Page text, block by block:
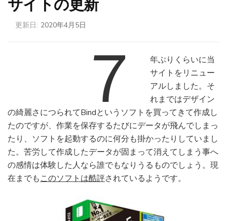
サイトの更新
更新日: 2020年4月5日
７
年ぶりくらいに当
サイトをリニュー
アルしました。そ
れまではデザイン
の綺麗さにつられてBindというソフトを買ってきて作成し
たのですが、作業を保存するたびにデータが飛んでしまっ
たり、ソフトを起動するのに何分も掛かったりしていまし
た。苦労して作成したデータが固まって消えてしまう事へ
の感情は体験した人なら誰でもなりうるものでしょう。現
在までもこのソフトは酷評されているようです。